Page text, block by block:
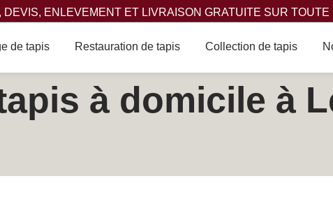
DEVIS, ENLEVEMENT ET LIVRAISON GRATUITE SUR TOUTE
de tapis Restauration de tapis Collection de tapis
à domicile à